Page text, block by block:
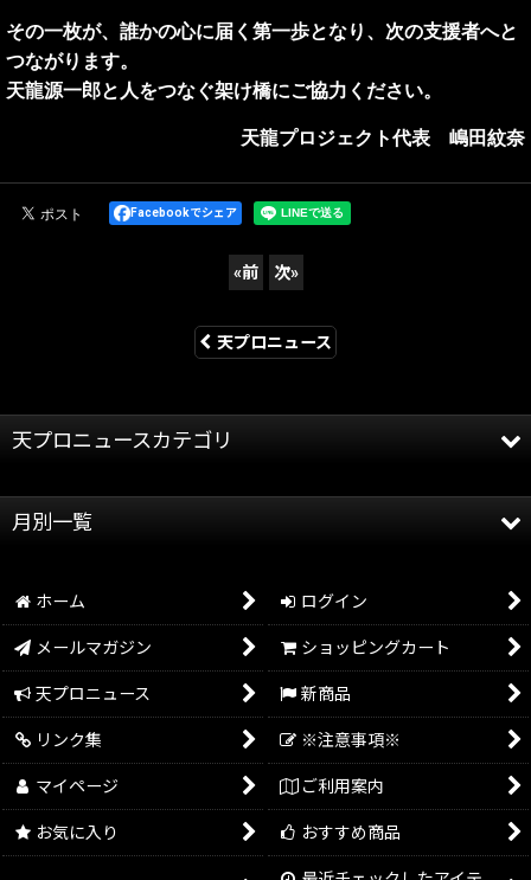
その一枚が、誰かの心に届く第一歩となり、次の支援者へと
つながります。
天龍源一郎と人をつなぐ架け橋にご協力ください。
天龍プロジェクト代表 嶋田紋奈
Facebookでシェア
«前 次»
天プロニュース
天プロニュースカテゴリ
天龍プロジェクト
月別一覧
2025年
2024年
2023年
2022年
2021年
2020年
ホーム ログイン
メールマガジン ショッピングカート
天プロニュース 新商品
リンク集 ※注意事項※
マイページ ご利用案内
お気に入り おすすめ商品